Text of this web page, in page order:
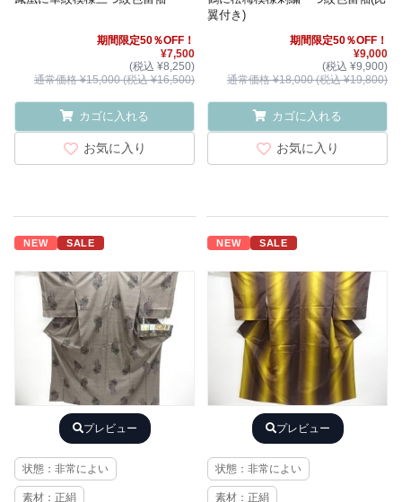
期間限定50％OFF！
¥7,500
(税込 ¥8,250)
通常価格 ¥15,000 (税込 ¥16,500)
カゴに入れる
お気に入り
翼付き)
期間限定50％OFF！
¥9,000
(税込 ¥9,900)
通常価格 ¥18,000 (税込 ¥19,800)
カゴに入れる
お気に入り
NEW SALE
プレビュー
状態：非常によい
素材：正絹
NEW SALE
プレビュー
状態：非常によい
素材：正絹